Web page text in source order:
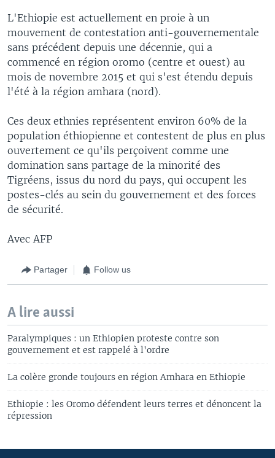
L'Ethiopie est actuellement en proie à un
mouvement de contestation anti-gouvernementale
sans précédent depuis une décennie, qui a
commencé en région oromo (centre et ouest) au
mois de novembre 2015 et qui s'est étendu depuis
l'été à la région amhara (nord).
Ces deux ethnies représentent environ 60% de la
population éthiopienne et contestent de plus en plus
ouvertement ce qu'ils perçoivent comme une
domination sans partage de la minorité des
Tigréens, issus du nord du pays, qui occupent les
postes-clés au sein du gouvernement et des forces
de sécurité.
Avec AFP
Partager Follow us
A lire aussi
Paralympiques : un Ethiopien proteste contre son
gouvernement et est rappelé à l'ordre
La colère gronde toujours en région Amhara en Ethiopie
Ethiopie : les Oromo défendent leurs terres et dénoncent la
répression